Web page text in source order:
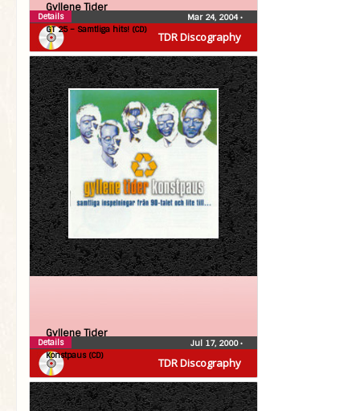
TDR Discography
Gyllene Tider
GT 25 – Samtliga hits! (CD)
Mar 24, 2004•
Details
TDR Discography
Gyllene Tider
Konstpaus (CD)
Jul 17, 2000•
Details